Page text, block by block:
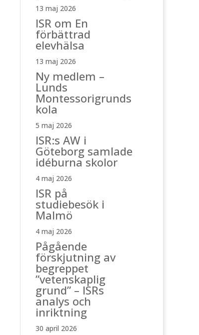
13 maj 2026
ISR om En
förbättrad
elevhälsa
13 maj 2026
Ny medlem –
Lunds
Montessorigrunds
kola
5 maj 2026
ISR:s AW i
Göteborg samlade
idéburna skolor
4 maj 2026
ISR på
studiebesök i
Malmö
4 maj 2026
Pågående
förskjutning av
begreppet
”vetenskaplig
grund” – ISRs
analys och
inriktning
30 april 2026